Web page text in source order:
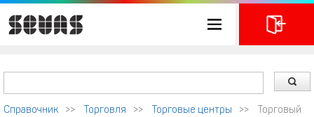
Справочник >> Торговля >> Торговые центры >>
Торговый